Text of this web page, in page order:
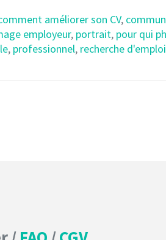
améliorer son CV,
employeur, portrait, pour qui
, professionnel, recherche d'emploi